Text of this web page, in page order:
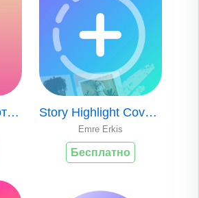
Photo Widget - фото виджет Story Highlight Cover - Maker
Emre Erkis
Бесплатно